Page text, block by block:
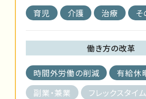
育児 介護 治療 そ
働き方の改革
時間外労働の削減
有給休
副業・兼業
フレックスタイ